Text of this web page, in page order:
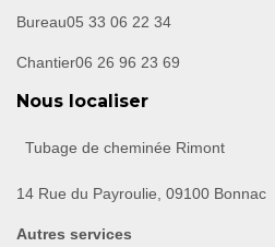
Bureau05 33 06 22 34
Chantier06 26 96 23 69
Nous localiser
Tubage de cheminée Rimont
14 Rue du Payroulie, 09100 Bonnac
Autres services